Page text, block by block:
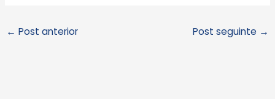
← Post anterior Post seguinte →